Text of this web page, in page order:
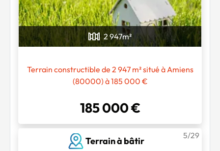
2 947m²
Terrain constructible de 2 947 m² situé à Amiens
(80000) à 185 000 €
185 000 €
Terrain à bâtir
5/29